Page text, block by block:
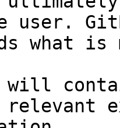
user.
what
will
relevant